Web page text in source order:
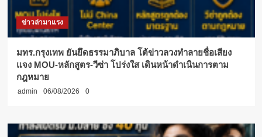
ข่าวล่ามาแรง
มทร.กรุงเทพ ยันยึดธรรมาภิบาล โต้ข่าวลวงทำลายชื่อเสียง
แจง MOU-หลักสูตร-วีซ่า โปร่งใส เดินหน้าดำเนินการตาม
กฎหมาย
admin 06/08/2026 0